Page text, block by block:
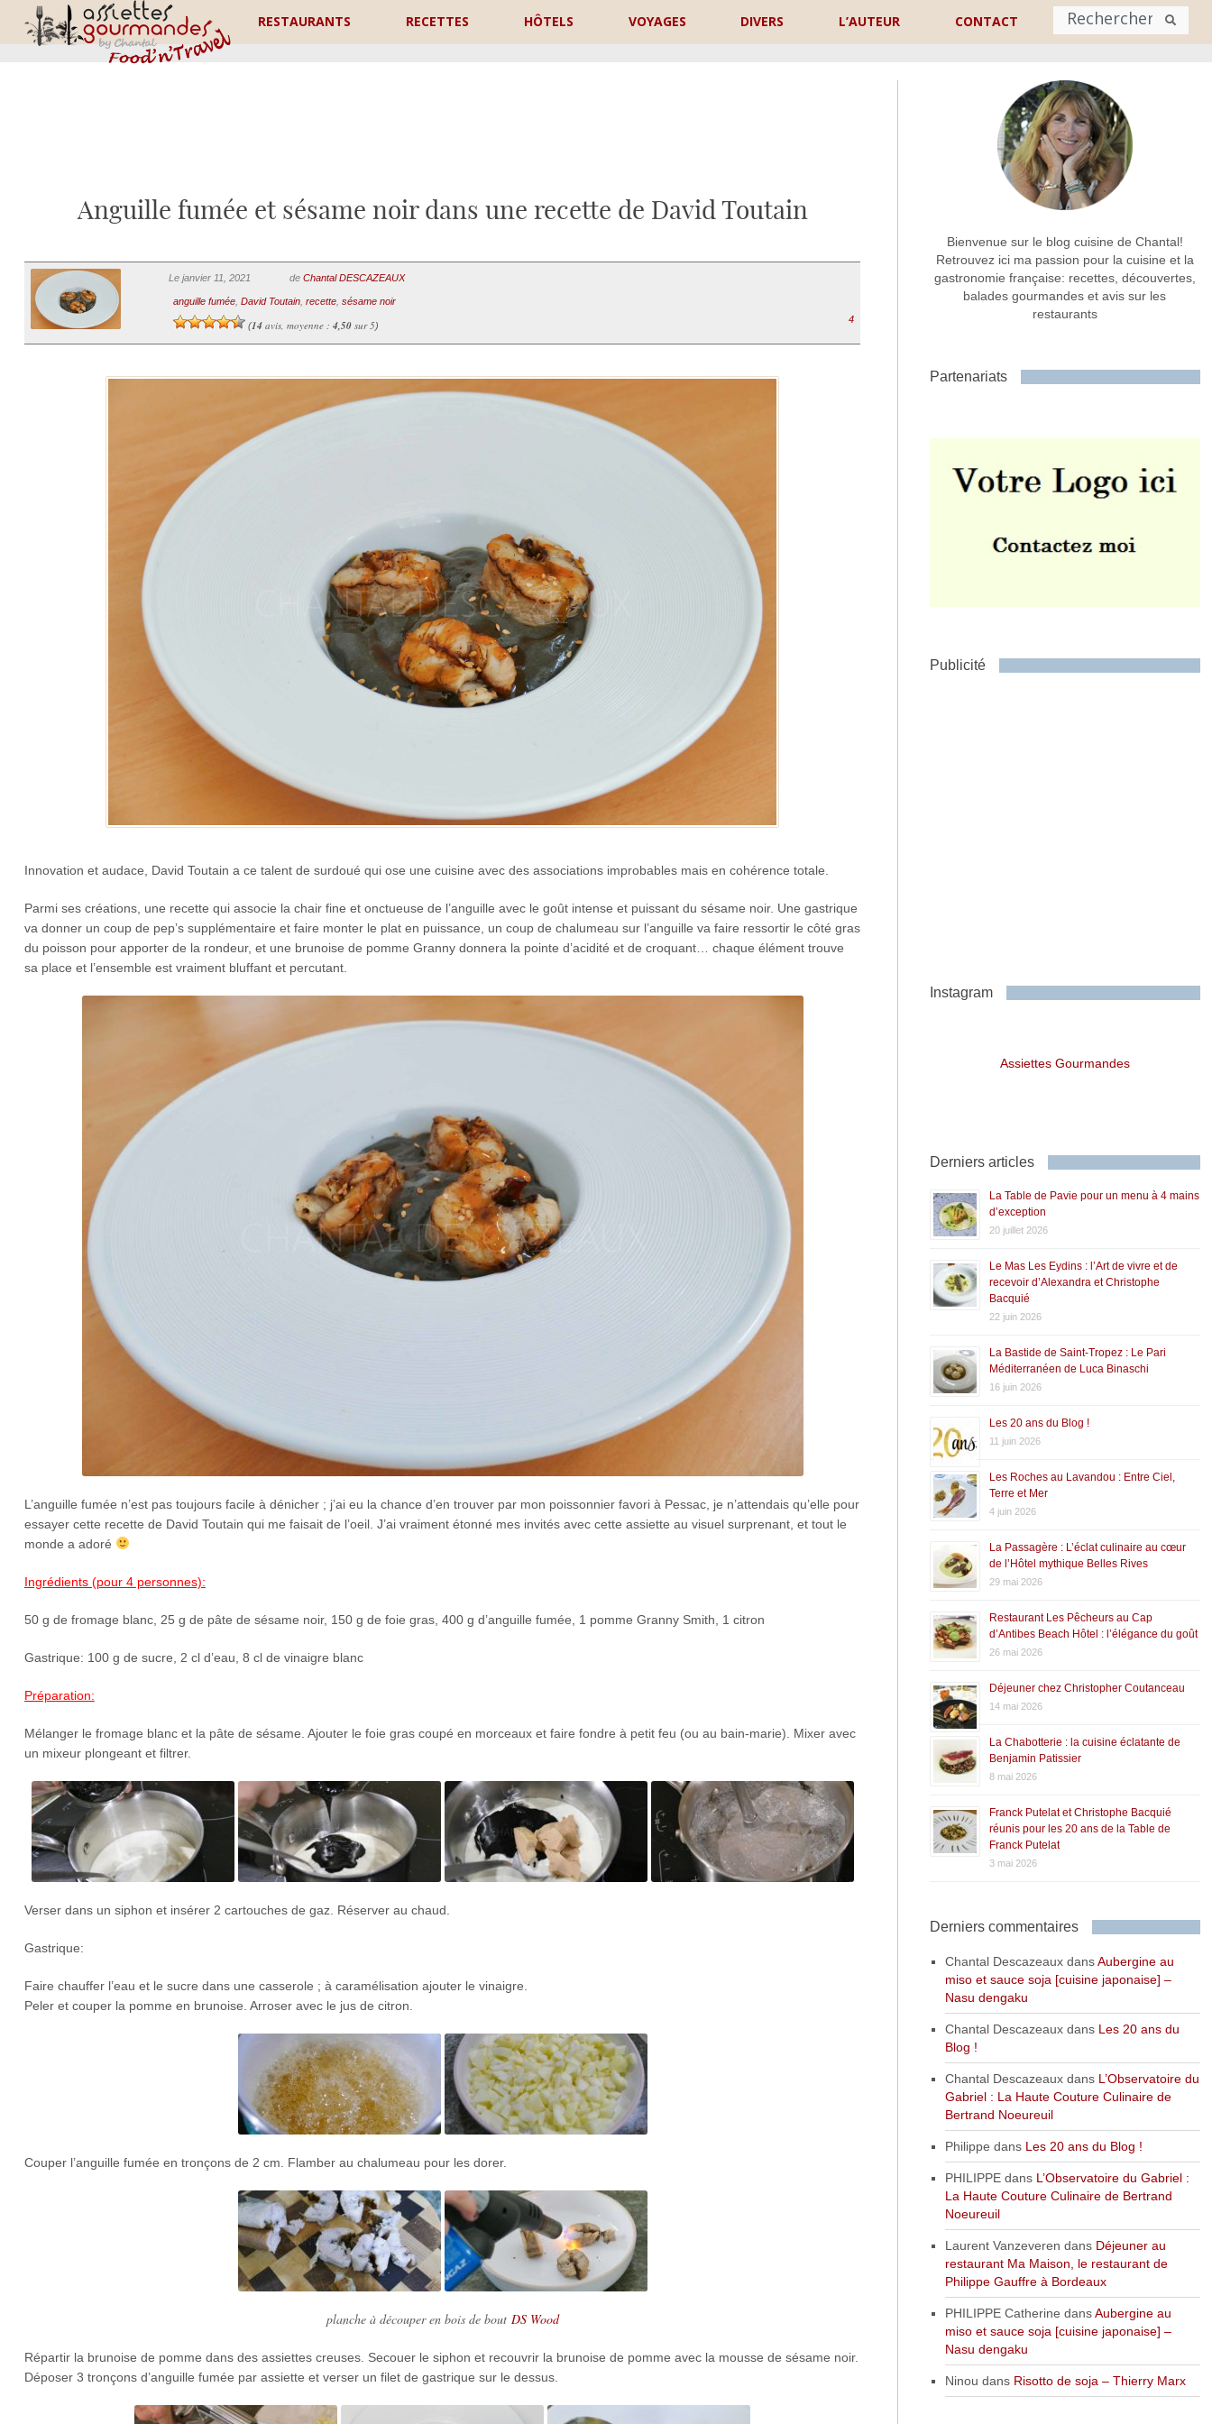
RESTAURANTS RECETTES HÔTELS VOYAGES DIVERS L’AUTEUR CONTACT
Nom
Commentaire ou message *
Anguille fumée et sésame noir dans une recette de David Toutain
Le janvier 11, 2021 de Chantal DESCAZEAUX
anguille fumée, David Toutain, recette, sésame noir
(14avis, moyenne : 4,50sur 5)
4
Innovation et audace, David Toutain a ce talent de surdoué qui ose une cuisine avec des associations improbables mais en cohérence totale.
Parmi ses créations, une recette qui associe la chair fine et onctueuse de l’anguille avec le goût intense et puissant du sésame noir. Une gastrique
va donner un coup de pep’s supplémentaire et faire monter le plat en puissance, un coup de chalumeau sur l’anguille va faire ressortir le côté gras
du poisson pour apporter de la rondeur, et une brunoise de pomme Granny donnera la pointe d’acidité et de croquant… chaque élément trouve
sa place et l’ensemble est vraiment bluffant et percutant.
L’anguille fumée n’est pas toujours facile à dénicher ; j’ai eu la chance d’en trouver par mon poissonnier favori à Pessac, je n’attendais qu’elle pour
essayer cette recette de David Toutain qui me faisait de l’oeil. J’ai vraiment étonné mes invités avec cette assiette au visuel surprenant, et tout le
monde a adoré
Ingrédients (pour 4 personnes):
50 g de fromage blanc, 25 g de pâte de sésame noir, 150 g de foie gras, 400 g d’anguille fumée, 1 pomme Granny Smith, 1 citron
Gastrique: 100 g de sucre, 2 cl d’eau, 8 cl de vinaigre blanc
Préparation:
Mélanger le fromage blanc et la pâte de sésame. Ajouter le foie gras coupé en morceaux et faire fondre à petit feu (ou au bain-marie). Mixer avec
un mixeur plongeant et filtrer.
Verser dans un siphon et insérer 2 cartouches de gaz. Réserver au chaud.
Gastrique:
Faire chauffer l’eau et le sucre dans une casserole ; à caramélisation ajouter le vinaigre.
Peler et couper la pomme en brunoise. Arroser avec le jus de citron.
Couper l’anguille fumée en tronçons de 2 cm. Flamber au chalumeau pour les dorer.
planche à découper en bois de bout DS Wood
Répartir la brunoise de pomme dans des assiettes creuses. Secouer le siphon et recouvrir la brunoise de pomme avec la mousse de sésame noir.
Déposer 3 tronçons d’anguille fumée par assiette et verser un filet de gastrique sur le dessus.
Bienvenue sur le blog cuisine de Chantal!
Retrouvez ici ma passion pour la cuisine et la
gastronomie française: recettes, découvertes,
balades gourmandes et avis sur les
restaurants
Partenariats
Publicité
Instagram
Assiettes Gourmandes
Derniers articles
La Table de Pavie pour un menu à 4 mains
d’exception
20 juillet 2026
Le Mas Les Eydins : l’Art de vivre et de
recevoir d’Alexandra et Christophe
Bacquié
22 juin 2026
La Bastide de Saint-Tropez : Le Pari
Méditerranéen de Luca Binaschi
16 juin 2026
Les 20 ans du Blog !
11 juin 2026
Les Roches au Lavandou : Entre Ciel,
Terre et Mer
4 juin 2026
La Passagère : L’éclat culinaire au cœur
de l’Hôtel mythique Belles Rives
29 mai 2026
Restaurant Les Pêcheurs au Cap
d’Antibes Beach Hôtel : l’élégance du goût
26 mai 2026
Déjeuner chez Christopher Coutanceau
14 mai 2026
La Chabotterie : la cuisine éclatante de
Benjamin Patissier
8 mai 2026
Franck Putelat et Christophe Bacquié
réunis pour les 20 ans de la Table de
Franck Putelat
3 mai 2026
Derniers commentaires
Chantal DescazeauxdansAubergine au
miso et sauce soja [cuisine japonaise] –
Nasu dengaku
Chantal Descazeauxdans Les 20 ans du
Blog !
Chantal Descazeauxdans L’Observatoire du
Gabriel : La Haute Couture Culinaire de
Bertrand Noeureuil
Philippe dans Les 20 ans du Blog !
PHILIPPEdans L’Observatoire du Gabriel :
La Haute Couture Culinaire de Bertrand
Noeureuil
Laurent Vanzeveren dans Déjeuner au
restaurant Ma Maison, le restaurant de
Philippe Gauffre à Bordeaux
PHILIPPE Catherine dansAubergine au
miso et sauce soja [cuisine japonaise] –
Nasu dengaku
Ninou dans Risotto de soja – Thierry Marx